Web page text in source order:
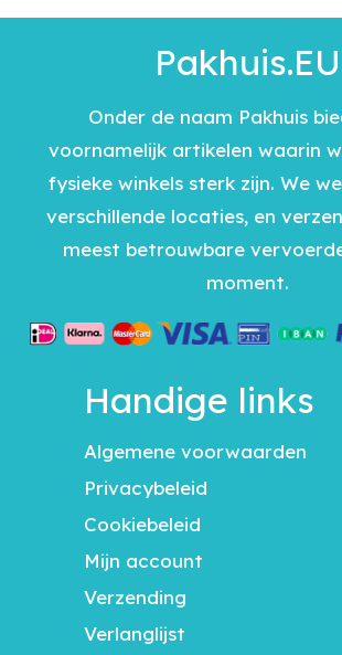
Pakhuis.EU
Onder de naam Pakhuis
voornamelijk artikelen waarin
fysieke winkels sterk zijn. We
verschillende locaties, en
meest betrouwbare
moment.
Handige links
Algemene voorwaarden
Privacybeleid
Cookiebeleid
Mijn account
Verzending
Verlanglijst